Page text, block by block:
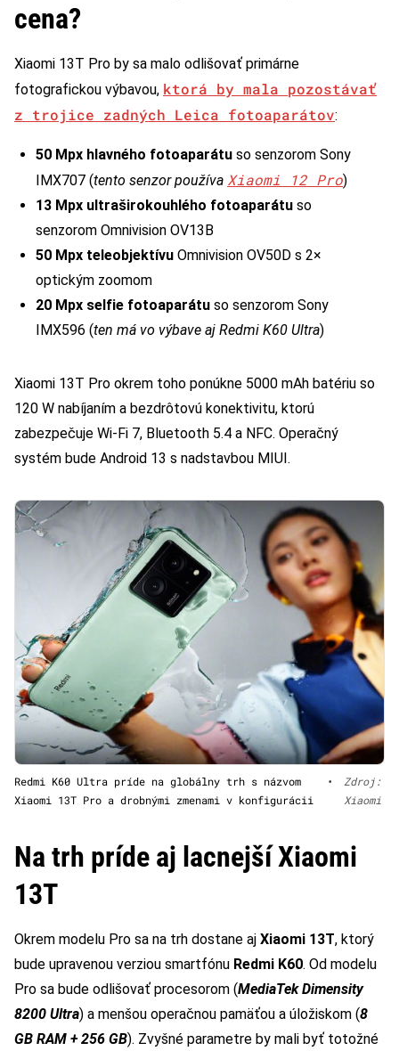
cena?
Xiaomi 13T Pro by sa malo odlišovať primárne
fotografickou výbavou, ktorá by mala pozostávať
z trojice zadných Leica fotoaparátov:
50 Mpx hlavného fotoaparátu so senzorom Sony
IMX707 (tento senzor používa Xiaomi 12 Pro)
13 Mpx ultraširokouhlého fotoaparátu so
senzorom Omnivision OV13B
50 Mpx teleobjektívu Omnivision OV50D s 2×
optickým zoomom
20 Mpx selfie fotoaparátu so senzorom Sony
IMX596 (ten má vo výbave aj Redmi K60 Ultra)
Xiaomi 13T Pro okrem toho ponúkne 5000 mAh batériu so
120 W nabíjaním a bezdrôtovú konektivitu, ktorú
zabezpečuje Wi-Fi 7, Bluetooth 5.4 a NFC. Operačný
systém bude Android 13 s nadstavbou MIUI.
Redmi K60 Ultra príde na globálny trh s názvom
Xiaomi 13T Pro a drobnými zmenami v konfigurácii
•
Zdroj:
Xiaomi
Na trh príde aj lacnejší Xiaomi
13T
Okrem modelu Pro sa na trh dostane aj Xiaomi 13T, ktorý
bude upravenou verziou smartfónu Redmi K60. Od modelu
Pro sa bude odlišovať procesorom (MediaTek Dimensity
8200 Ultra) a menšou operačnou pamäťou a úložiskom (8
GB RAM + 256 GB). Zvyšné parametre by mali byť totožné